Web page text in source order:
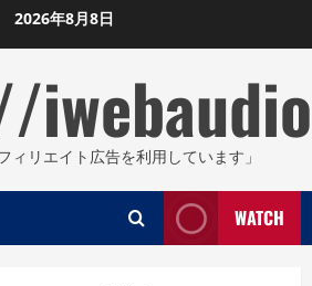
2026年8月8日
ィリエイト広告を利用しています」
WATCH